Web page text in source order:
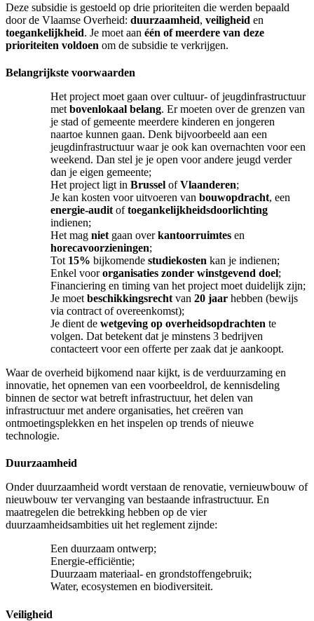
Deze subsidie is gestoeld op drie prioriteiten die werden bepaald
door de Vlaamse Overheid: duurzaamheid, veiligheid en
toegankelijkheid. Je moet aan één of meerdere van deze
prioriteiten voldoen om de subsidie te verkrijgen.
Belangrijkste voorwaarden
Het project moet gaan over cultuur- of jeugdinfrastructuur
met bovenlokaal belang. Er moeten over de grenzen van
je stad of gemeente meerdere kinderen en jongeren
naartoe kunnen gaan. Denk bijvoorbeeld aan een
jeugdinfrastructuur waar je ook kan overnachten voor een
weekend. Dan stel je je open voor andere jeugd verder
dan je eigen gemeente;
Het project ligt in Brussel ofVlaanderen;
Je kan kosten voor uitvoeren van bouwopdracht, een
energie-audit oftoegankelijkheidsdoorlichting
indienen;
Het mag niet gaan overkantoorruimtes en
horecavoorzieningen;
Tot 15% bijkomende studiekosten kan je indienen;
Enkel voororganisaties zonder winstgevend doel;
Financiering en timing van het project moet duidelijk zijn;
Je moet beschikkingsrecht van 20 jaar hebben (bewijs
via contract of overeenkomst);
Je dient de wetgeving op overheidsopdrachten te
volgen. Dat betekent dat je minstens 3 bedrijven
contacteert voor een offerte per zaak dat je aankoopt.
Waar de overheid bijkomend naar kijkt, is de verduurzaming en
innovatie, het opnemen van een voorbeeldrol, de kennisdeling
binnen de sector wat betreft infrastructuur, het delen van
infrastructuur met andere organisaties, het creëren van
ontmoetingsplekken en het inspelen op trends of nieuwe
technologie.
Duurzaamheid
Onder duurzaamheid wordt verstaan de renovatie, vernieuwbouw of
nieuwbouw ter vervanging van bestaande infrastructuur. En
maatregelen die betrekking hebben op de vier
duurzaamheidsambities uit het reglement zijnde:
Een duurzaam ontwerp;
Energie-efficiëntie;
Duurzaam materiaal- en grondstoffengebruik;
Water, ecosystemen en biodiversiteit.
Veiligheid